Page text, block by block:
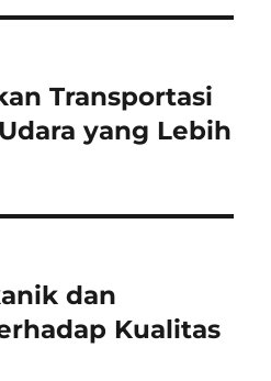
Transportasi
yang Lebih
dan
Kualitas